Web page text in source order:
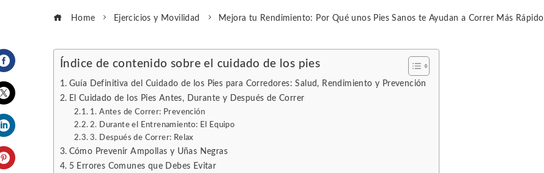
Home Ejercicios y Movilidad Mejora tu Rendimiento: Por Qué unos Pies Sanos te Ayudan a Correr Más Rápido
Facebook
Twitter
LinkedIn
Índice de contenido sobre el cuidado de los pies
Guía Definitiva del Cuidado de los Pies para Corredores: Salud, Rendimiento y Prevención
El Cuidado de los Pies Antes, Durante y Después de Correr
1. Antes de Correr: Prevención
2. Durante el Entrenamiento: El Equipo
3. Después de Correr: Relax
Cómo Prevenir Ampollas y Uñas Negras
5 Errores Comunes que Debes Evitar